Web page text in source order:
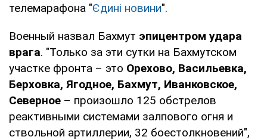
телемарафона "Єдині новини".
Военный назвал Бахмут эпицентром удара
врага. "Только за эти сутки на Бахмутском
участке фронта – это Орехово, Васильевка,
Берховка, Ягодное, Бахмут, Иванковское,
Северное – произошло 125 обстрелов
реактивными системами залпового огня и
ствольной артиллерии, 32 боестолкновений",